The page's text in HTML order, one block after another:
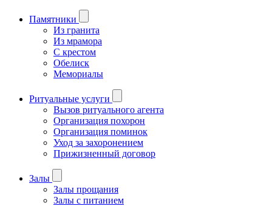
Памятники
Из гранита
Из мрамора
С крестом
Обелиск
Мемориалы
Ритуальные услуги
Вызов ритуального агента
Организация похорон
Организация поминок
Уход за захоронением
Прижизненный договор
Залы
Залы прощания
Залы с питанием